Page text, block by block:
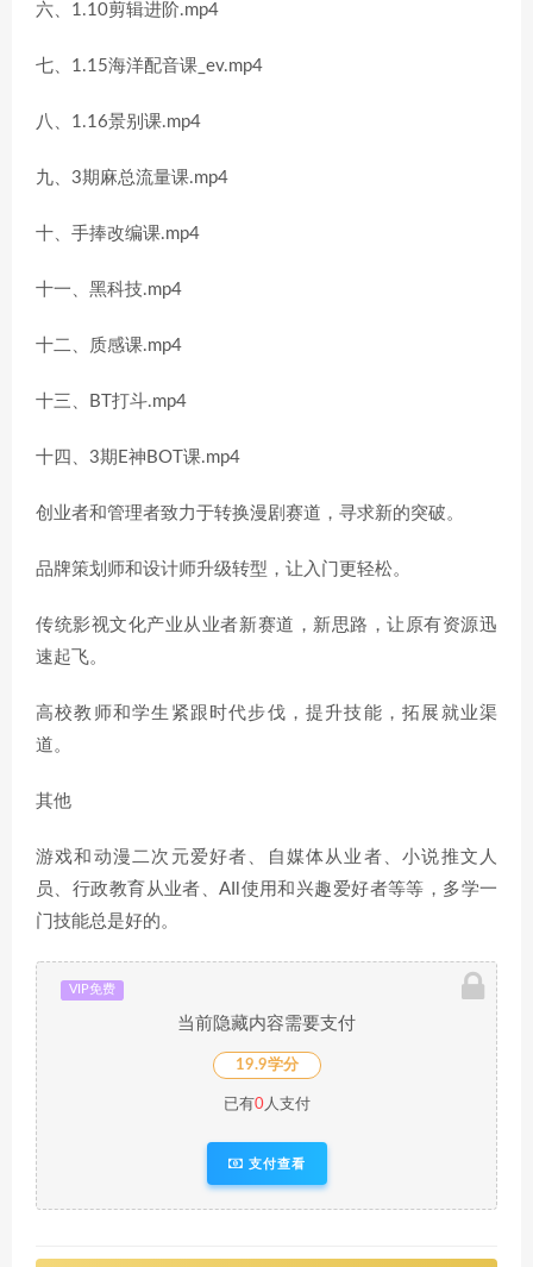
六、1.10剪辑进阶.mp4
七、1.15海洋配音课_ev.mp4
八、1.16景别课.mp4
九、3期麻总流量课.mp4
十、手捧改编课.mp4
十一、黑科技.mp4
十二、质感课.mp4
十三、BT打斗.mp4
十四、3期E神BOT课.mp4
创业者和管理者致力于转换漫剧赛道，寻求新的突破。
品牌策划师和设计师升级转型，让入门更轻松。
传统影视文化产业从业者新赛道，新思路，让原有资源迅
速起飞。
高校教师和学生紧跟时代步伐，提升技能，拓展就业渠
道。
其他
游戏和动漫二次元爱好者、自媒体从业者、小说推文人
员、行政教育从业者、AIl使用和兴趣爱好者等等，多学一
门技能总是好的。
VIP免费
当前隐藏内容需要支付
19.9学分
已有0人支付
支付查看